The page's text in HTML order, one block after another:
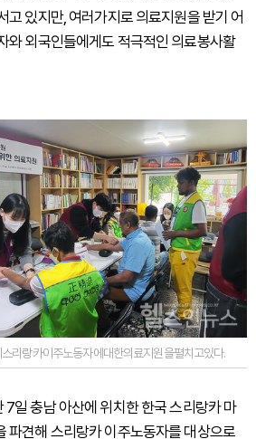
고 있지만, 여러가지로 의료지원을 받기 어
와 외국인들에게도 적극적인 의료봉사활
리랑카이주노동자에대한의료지원을펼치고있다.
일 충남 아산에 위치한 한국 스리랑카 마
파견해 스리랑카 이주노동자를 대상으로